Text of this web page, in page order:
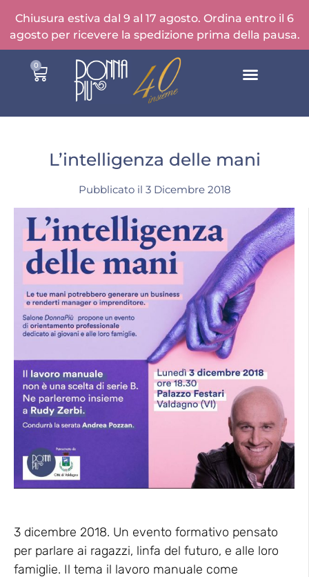
Chiusura estiva dal 9 al 17 agosto. Ordina entro il 6
agosto per ricevere la spedizione prima della pausa.
0
L’intelligenza delle mani
Pubblicato il 3 Dicembre 2018
3 dicembre 2018. Un evento formativo pensato
per parlare ai ragazzi, linfa del futuro, e alle loro
famiglie. Il tema il lavoro manuale come